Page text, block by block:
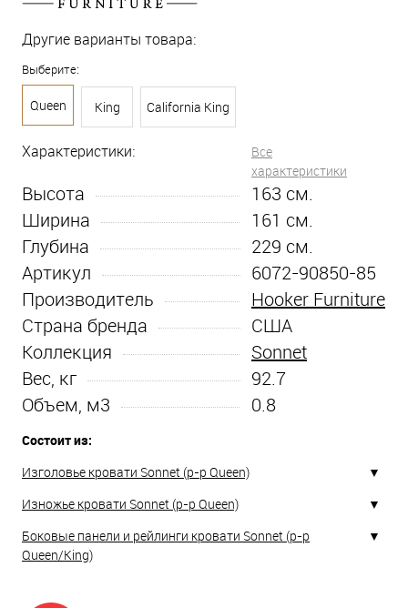
Другие варианты товара:
Выберите:
Queen King California King
Характеристики:
Все
характеристики
Высота 163 см.
Ширина
161 см.
Глубина
229 см.
Артикул
6072-90850-85
Производитель
Hooker Furniture
Страна бренда
США
Коллекция
Sonnet
Вес, кг
92.7
Объем, м3
0.8
Состоит из:
Изголовье кровати Sonnet (р-р Queen)
Изножье кровати Sonnet (р-р Queen)
Боковые панели и рейлинги кровати Sonnet (р-р
Queen/King)